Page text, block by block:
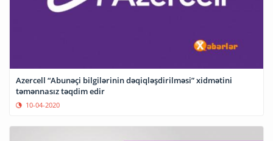
Azercell “Abunəçi bilgilərinin dəqiqləşdirilməsi” xidmətini
təmənnasız təqdim edir
10-04-2020